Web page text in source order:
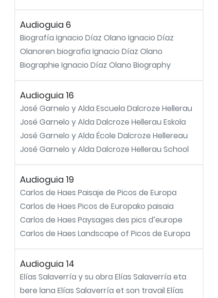
Audioguia 6
Biografía Ignacio Díaz Olano Ignacio Díaz
Olanoren biografia Ignacio Díaz Olano
Biographie Ignacio Díaz Olano Biography
Audioguia 16
José Garnelo y Alda Escuela Dalcroze Hellerau
José Garnelo y Alda Dalcroze Hellerau Eskola
José Garnelo y Alda École Dalcroze Hellereau
José Garnelo y Alda Dalcroze Hellerau School
Audioguia 19
Carlos de Haes Paisaje de Picos de Europa
Carlos de Haes Picos de Europako paisaia
Carlos de Haes Paysages des pics d’europe
Carlos de Haes Landscape of Picos de Europa
Audioguia 14
Elías Salaverría y su obra Elías Salaverría eta
bere lana Elías Salaverría et son travail Elías